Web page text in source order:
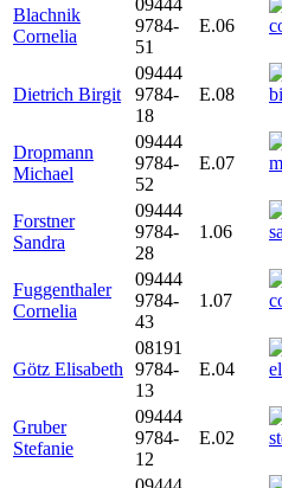
Blachnik
Cornelia
09444
9784-
51
E.06
Dietrich Birgit
09444
9784-
18
E.08
Dropmann
Michael
09444
9784-
52
E.07
Forstner
Sandra
09444
9784-
28
1.06
Fuggenthaler
Cornelia
09444
9784-
43
1.07
Götz Elisabeth
08191
9784-
13
E.04
Gruber
Stefanie
09444
9784-
12
E.02